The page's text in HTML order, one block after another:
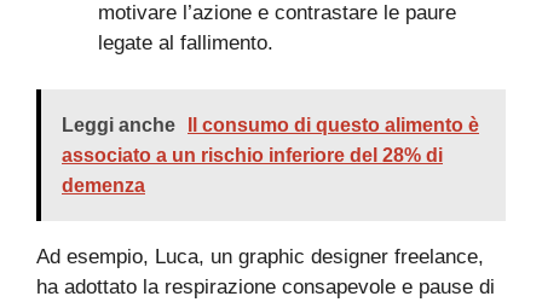
motivare l’azione e contrastare le paure
legate al fallimento.
Leggi anche
Il consumo di questo alimento è
associato a un rischio inferiore del 28% di
demenza
Ad esempio, Luca, un graphic designer freelance,
ha adottato la respirazione consapevole e pause di